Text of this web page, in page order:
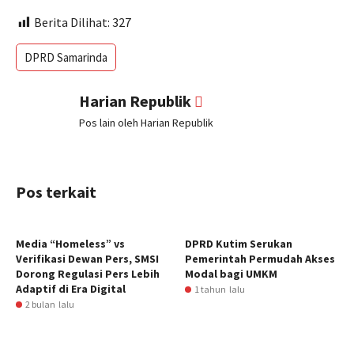
Berita Dilihat: 327
DPRD Samarinda
Harian Republik
Pos lain oleh Harian Republik
Pos terkait
Media “Homeless” vs
Verifikasi Dewan Pers, SMSI
Dorong Regulasi Pers Lebih
Adaptif di Era Digital
2 bulan lalu
DPRD Kutim Serukan
Pemerintah Permudah Akses
Modal bagi UMKM
1 tahun lalu